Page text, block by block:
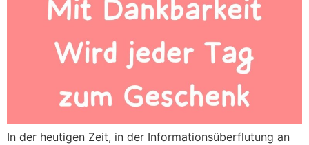
In der heutigen Zeit, in der Informationsüberflutung an